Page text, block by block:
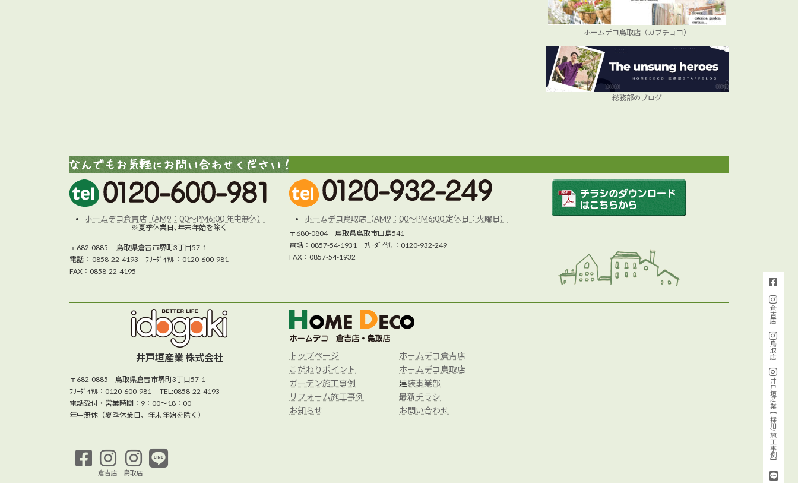
ホームデコ鳥取店（ガブチョコ）
総務部のブログ
ホームデコ倉吉店（AM9：00～PM6:00 年中無休）
※夏季休業日､年末年始を除く
〒682-0885 鳥取県倉吉市堺町3丁目57-1
電話： 0858-22-4193 ﾌﾘｰﾀﾞｲﾔﾙ ：0120-600-981
FAX：0858-22-4195
ホームデコ鳥取店（AM9：00～PM6:00 定休日：火曜日）
〒680-0804 鳥取県鳥取市田島541
電話：0857-54-1931 ﾌﾘｰﾀﾞｲﾔﾙ ：0120-932-249
FAX：0857-54-1932
井戸垣産業 株式会社
〒682-0885 鳥取県倉吉市堺町3丁目57-1
ﾌﾘｰﾀﾞｲﾔﾙ：0120-600-981 TEL:0858-22-4193
電話受付・営業時間：9：00～18：00
年中無休（夏季休業日、年末年始を除く）
トップページ
こだわりポイント
ガーデン施工事例
リフォーム施工事例
お知らせ
ホームデコ倉吉店
ホームデコ鳥取店
建装事業部
最新チラシ
お問い合わせ
倉吉店 鳥取店
倉吉店
鳥取店
井戸垣産業【採用/施工事例】